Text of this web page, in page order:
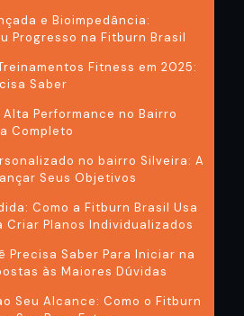
e Bioimpedância:
Progresso na Fitburn Brasil
Fitness em 2025:
Saber
Performance no Bairro
Completo
no bairro Silveira: A
Seus Objetivos
Como a Fitburn Brasil Usa
Criar Planos Individualizados
Precisa Saber Para Iniciar na
às Maiores Dúvidas
Seu Alcance: Como o Fitburn